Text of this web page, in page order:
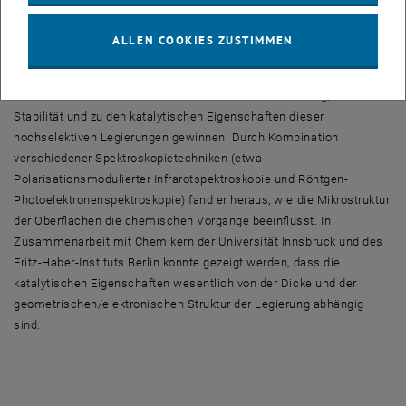
im Ultrahochvakuum präpariert werden. Einen Schwerpunkt seiner
Stabilität und zu den katalytischen Eigenschaften dieser
hochselektiven Legierungen gewinnen. Durch Kombination
verschiedener Spektroskopietechniken (etwa
Polarisationsmodulierter Infrarotspektroskopie und Röntgen-
Photoelektronenspektroskopie) fand er heraus, wie die Mikrostruktur
der Oberflächen die chemischen Vorgänge beeinflusst. In
Zusammenarbeit mit Chemikern der Universität Innsbruck und des
Fritz-Haber-Instituts Berlin konnte gezeigt werden, dass die
katalytischen Eigenschaften wesentlich von der Dicke und der
geometrischen/elektronischen Struktur der Legierung abhängig
sind.
ALLEN COOKIES ZUSTIMMEN